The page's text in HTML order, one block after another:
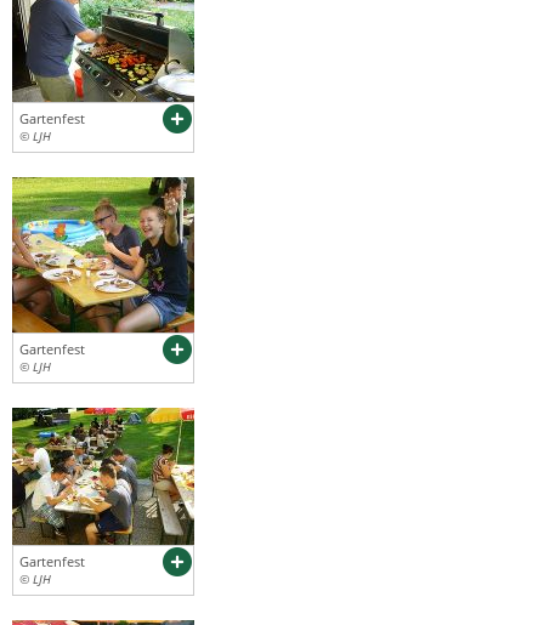
Gartenfest
© LJH
Gartenfest
© LJH
Gartenfest
© LJH